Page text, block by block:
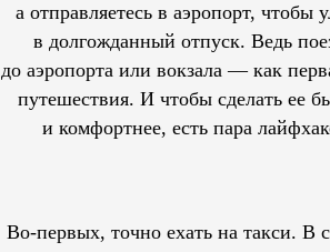
а отправляетесь в аэропорт, чтобы
в долгожданный отпуск. Ведь
до аэропорта или вокзала — как
путешествия. И чтобы сделать ее
и комфортнее, есть пара
Во-первых, точно ехать на такси. В